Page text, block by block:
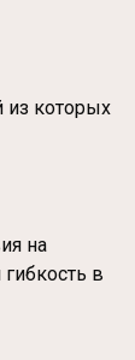
из которых
на
в